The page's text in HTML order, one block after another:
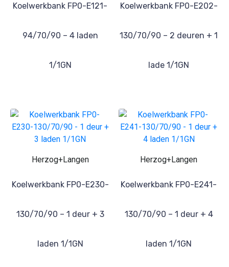
Koelwerkbank FP0-E121-
94/70/90 – 4 laden
1/1GN
Koelwerkbank FP0-E202-
130/70/90 – 2 deuren + 1
lade 1/1GN
Herzog+Langen
Koelwerkbank FP0-E230-
130/70/90 – 1 deur + 3
laden 1/1GN
Herzog+Langen
Koelwerkbank FP0-E241-
130/70/90 – 1 deur + 4
laden 1/1GN